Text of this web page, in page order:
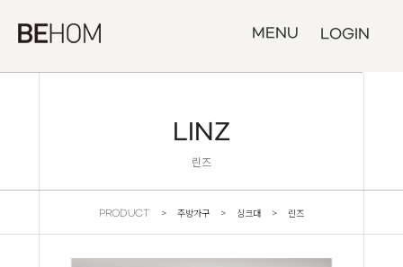
MENU LOGIN
LINZ
린즈
PRODUCT > 주방가구 > 싱크대 > 린즈